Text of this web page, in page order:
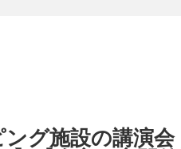
グ施設の講演会